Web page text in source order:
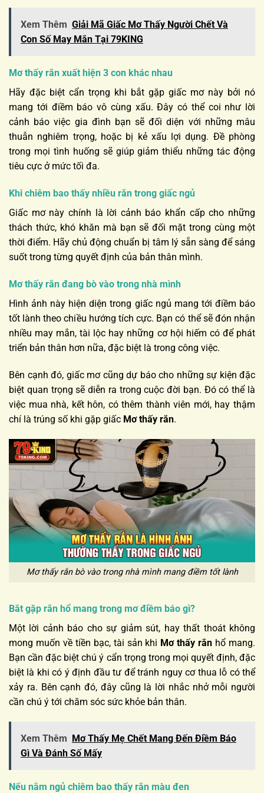
Xem Thêm Giải Mã Giấc Mơ Thấy Người Chết Và
Con Số May Mắn Tại 79KING
Mơ thấy rắn xuất hiện 3 con khác nhau
Hãy đặc biệt cẩn trọng khi bắt gặp giấc mơ này bởi nó
mang tới điềm báo vô cùng xấu. Đây có thể coi như lời
cảnh báo việc gia đình bạn sẽ đối diện với những mâu
thuẫn nghiêm trọng, hoặc bị kẻ xấu lợi dụng. Đề phòng
trong mọi tình huống sẽ giúp giảm thiểu những tác động
tiêu cực ở mức tối đa.
Khi chiêm bao thấy nhiều rắn trong giấc ngủ
Giấc mơ này chính là lời cảnh báo khẩn cấp cho những
thách thức, khó khăn mà bạn sẽ đối mặt trong cùng một
thời điểm. Hãy chủ động chuẩn bị tâm lý sẵn sàng để sáng
suốt trong từng quyết định của bản thân mình.
Mơ thấy rắn đang bò vào trong nhà mình
Hình ảnh này hiện diện trong giấc ngủ mang tới điềm báo
tốt lành theo chiều hướng tích cực. Bạn có thể sẽ đón nhận
nhiều may mắn, tài lộc hay những cơ hội hiếm có để phát
triển bản thân hơn nữa, đặc biệt là trong công việc.
Bên cạnh đó, giấc mơ cũng dự báo cho những sự kiện đặc
biệt quan trọng sẽ diễn ra trong cuộc đời bạn. Đó có thể là
việc mua nhà, kết hôn, có thêm thành viên mới, hay thậm
chí là trúng số khi gặp giấc Mơ thấy rắn.
Mơ thấy rắn bò vào trong nhà mình mang điềm tốt lành
Bắt gặp rắn hổ mang trong mơ điềm báo gì?
Một lời cảnh báo cho sự giảm sút, hay thất thoát không
mong muốn về tiền bạc, tài sản khi Mơ thấy rắn hổ mang.
Bạn cần đặc biệt chú ý cẩn trọng trong mọi quyết định, đặc
biệt là khi có ý định đầu tư để tránh nguy cơ thua lỗ có thể
xảy ra. Bên cạnh đó, đây cũng là lời nhắc nhở mỗi người
cần chú ý tới chăm sóc sức khỏe bản thân.
Xem Thêm Mơ Thấy Mẹ Chết Mang Đến Điềm Báo
Gì Và Đánh Số Mấy
Nếu nằm ngủ chiêm bao thấy rắn màu đen